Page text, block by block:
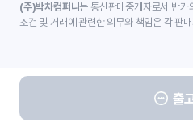
출
(주)박차컴퍼니는 통신판매중개자로서 반카
조건 및 거래에 관련한 의무와 책임은 각 판